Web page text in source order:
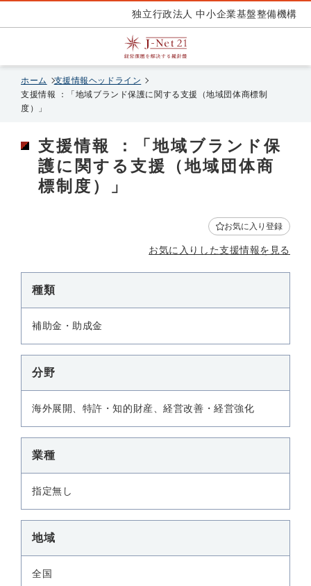
独立行政法人 中小企業基盤整備機構
ホーム
支援情報ヘッドライン
支援情報 ：「地域ブランド保護に関する支援（地域団体商標制
度）」
支援情報 ：「地域ブランド保
護に関する支援（地域団体商
標制度）」
お気に入り登録
お気に入りした支援情報を見る
種類
補助金・助成金
分野
海外展開、特許・知的財産、経営改善・経営強化
業種
指定無し
地域
全国